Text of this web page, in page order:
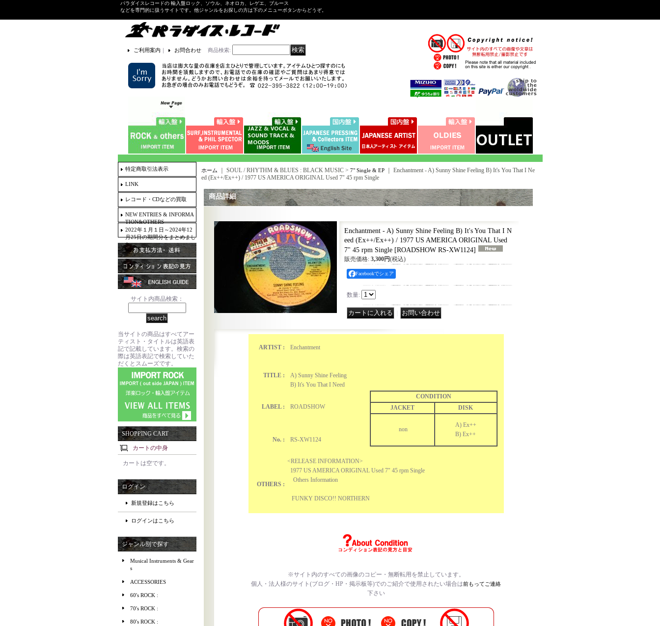
パラダイスレコードの 輸入盤ロック、ソウル、ネオロカ、レゲエ、ブルース
などを専門的に扱うサイトです。他ジャンルをお探しの方は下のメニューボタンからどうぞ。
ご利用案内 ｜ お問合わせ 商品検索:
特定商取引法表示
LINK
レコード・CDなどの買取
NEW ENTRIES & INFORMA
TION&OTHERS
2022年１月１日～2024年12
月25日の期間分をまとめまし
た。
サイト内商品検索：
当サイトの商品はすべてアー
ティスト・タイトルは英語表
記で記載しています。検索の
際は英語表記で検索していた
だくとスムーズです。
SHOPPING CART
カートの中身
カートは空です。
ログイン
新規登録はこちら
ログインはこちら
ジャンル別で探す
Musical Instruments & Gear
s
ACCESSORIES
60's ROCK :
70's ROCK :
80's ROCK :
ホーム ｜ SOUL / RHYTHM & BLUES : BLACK MUSIC > 7" Single & EP
Enchantment - A) Sunny Shine Feeling B) It's You That I Ne
ed (Ex++/Ex++) / 1977 US AMERICA ORIGINAL Used 7" 45 rpm Single
商品詳細
Enchantment - A) Sunny Shine Feeling B) It's You That I N
eed (Ex++/Ex++) / 1977 US AMERICA ORIGINAL Used
7" 45 rpm Single [ROADSHOW RS-XW1124]
販売価格: 3,300円(税込)
Facebookでシェア
数量:
ARTIST : Enchantment
TITLE :
A) Sunny Shine Feeling
B) It's You That I Need
LABEL : ROADSHOW
CONDITION
JACKET
DISK
non
A) Ex++
B) Ex++
No. : RS-XW1124
OTHERS :
<RELEASE INFORMATION>
1977 US AMERICA ORIGINAL Used 7" 45 rpm Single
Others Information
FUNKY DISCO!! NORTHERN
※サイト内のすべての画像のコピー・無断転用を禁止しています。
個人・法人様のサイト(ブログ・HP・掲示板等)でのご紹介で使用されたい場合は前もってご連絡
下さい